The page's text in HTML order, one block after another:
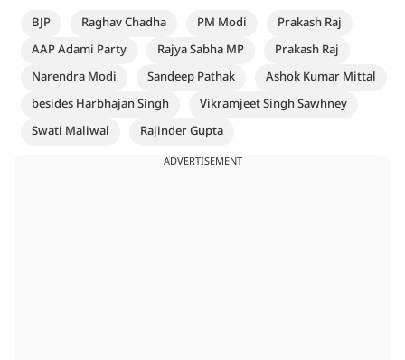
BJP Raghav Chadha PM Modi
Prakash Raj
AAP Adami Party
Rajya Sabha MP
Prakash Raj
Narendra Modi
Sandeep Pathak
Ashok Kumar Mittal
besides Harbhajan Singh
Vikramjeet Singh Sawhney
Swati Maliwal
Rajinder Gupta
ADVERTISEMENT